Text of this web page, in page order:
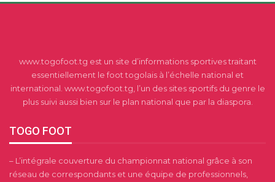
www.togofoot.tg est un site d’informations sportives traitant
essentiellement le foot togolais à l’échelle national et
international. www.togofoot.tg, l’un des sites sportifs du genre le
plus suivi aussi bien sur le plan national que par la diaspora.
TOGO FOOT
– L’intégrale couverture du championnat national grâce à son
réseau de correspondants et une équipe de professionnels,